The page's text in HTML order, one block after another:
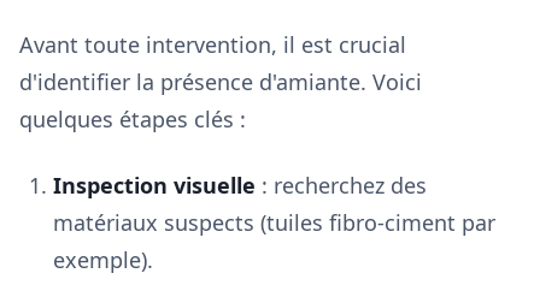
Avant toute intervention, il est crucial
d'identifier la présence d'amiante. Voici
quelques étapes clés :
Inspection visuelle : recherchez des
matériaux suspects (tuiles fibro-ciment par
exemple).